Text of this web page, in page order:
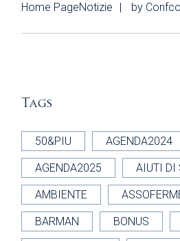
Home PageNotizie by
Tags
50&PIU AGENDA2024
AGENDA2025 AIUTI DI
AMBIENTE
BARMAN BONUS